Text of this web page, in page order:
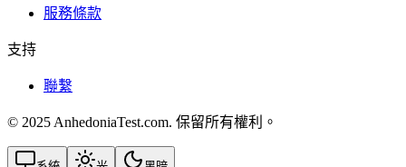
服務條款
支持
聯繫
© 2025 AnhedoniaTest.com. 保留所有權利。